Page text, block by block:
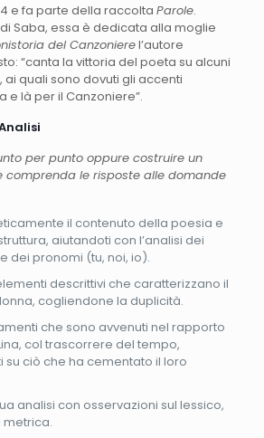
e fa parte della raccolta Parole.
Saba, essa è dedicata alla moglie
del Canzonierel’autore
“canta la vittoria del poeta su alcuni
ai quali sono dovuti gli accenti
e là per il Canzoniere”.
per punto oppure costruire un
comprenda le risposte alle domande
il contenuto della poesia e
aiutandoti con l’analisi dei
dei pronomi (tu, noi, io).
descrittivi che caratterizzano il
cogliendone la duplicità.
che sono avvenuti nel rapporto
col trascorrere del tempo,
su ciò che ha cementato il loro
analisi con osservazioni sul lessico,
metrica.